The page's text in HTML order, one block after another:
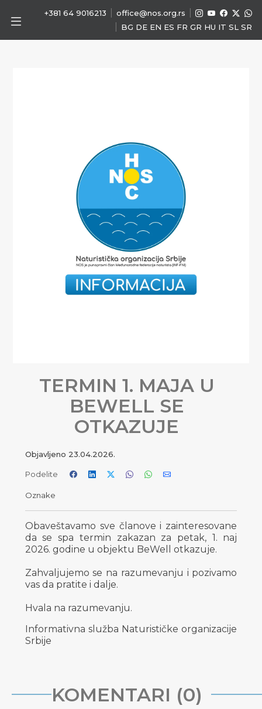
+381 64 9016213 office@nos.org.rs
BG DE EN ES FR GR HU IT SL SR
TERMIN 1. MAJA U
BEWELL SE
OTKAZUJE
Objavljeno 23.04.2026.
Podelite
Oznake
Obaveštavamo sve članove i zainteresovane
da se spa termin zakazan za petak, 1. naj
2026. godine u objektu BeWell otkazuje.
Zahvaljujemo se na razumevanju i pozivamo
vas da pratite i dalje.
Hvala na razumevanju.
Informativna služba Naturističke organizacije
Srbije
KOMENTARI (0)